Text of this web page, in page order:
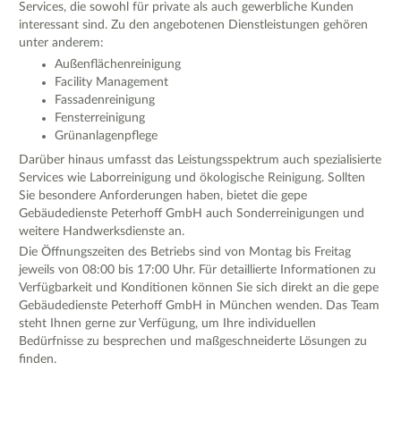
Services, die sowohl für private als auch gewerbliche Kunden
interessant sind. Zu den angebotenen Dienstleistungen gehören
unter anderem:
Außenflächenreinigung
Facility Management
Fassadenreinigung
Fensterreinigung
Grünanlagenpflege
Darüber hinaus umfasst das Leistungsspektrum auch spezialisierte
Services wie Laborreinigung und ökologische Reinigung. Sollten
Sie besondere Anforderungen haben, bietet die gepe
Gebäudedienste Peterhoff GmbH auch Sonderreinigungen und
weitere Handwerksdienste an.
Die Öffnungszeiten des Betriebs sind von Montag bis Freitag
jeweils von 08:00 bis 17:00 Uhr. Für detaillierte Informationen zu
Verfügbarkeit und Konditionen können Sie sich direkt an die gepe
Gebäudedienste Peterhoff GmbH in München wenden. Das Team
steht Ihnen gerne zur Verfügung, um Ihre individuellen
Bedürfnisse zu besprechen und maßgeschneiderte Lösungen zu
finden.